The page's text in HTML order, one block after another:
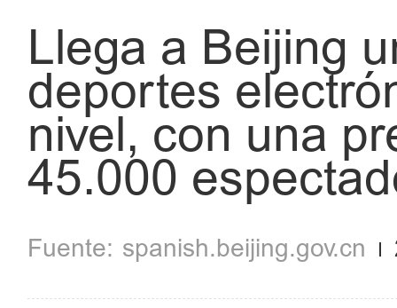
Llega a Beijing
deportes
nivel, con una
45.000
spanish.beijing.gov.cn